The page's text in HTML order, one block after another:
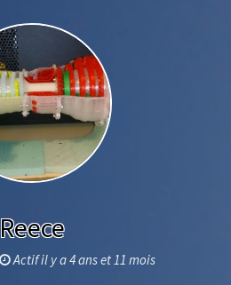
Reece
Actif il y a 4 ans et 11 mois